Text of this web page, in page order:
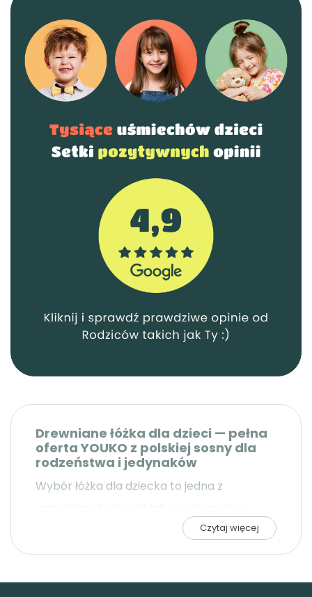
Drewniane łóżka dla dzieci — pełna
oferta YOUKO z polskiej sosny dla
rodzeństwa i jedynaków
Wybór łóżka dla dziecka to jedna z
urządzając pokój dziecka. W YOUKO
znajdziesz szeroki wybór drewnianych
Czytaj więcej